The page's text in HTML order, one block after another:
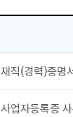
재직(경력)증명
사업자등록증